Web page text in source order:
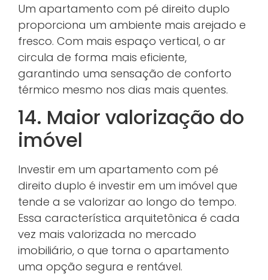
Um apartamento com pé direito duplo
proporciona um ambiente mais arejado e
fresco. Com mais espaço vertical, o ar
circula de forma mais eficiente,
garantindo uma sensação de conforto
térmico mesmo nos dias mais quentes.
14. Maior valorização do
imóvel
Investir em um apartamento com pé
direito duplo é investir em um imóvel que
tende a se valorizar ao longo do tempo.
Essa característica arquitetônica é cada
vez mais valorizada no mercado
imobiliário, o que torna o apartamento
uma opção segura e rentável.